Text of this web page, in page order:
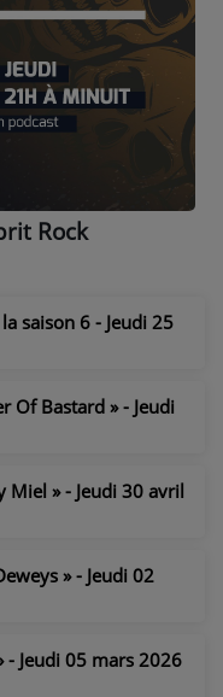
Rock
saison 6 - Jeudi 25
Of Bastard » - Jeudi
Miel » - Jeudi 30 avril
» - Jeudi 02
- Jeudi 05 mars 2026